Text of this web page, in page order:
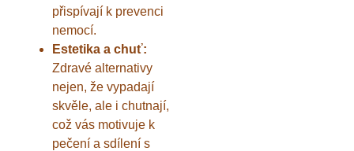
přispívají k prevenci
nemocí.
Estetika a chuť:
Zdravé alternativy
nejen, že vypadají
skvěle, ale i chutnají,
což vás motivuje k
pečení a sdílení s